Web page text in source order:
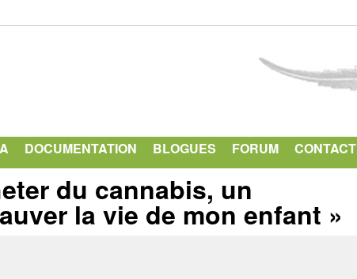
DOCUMENTATION BLOGUES FORUM CONTACT
du cannabis, un
la vie de mon enfant »